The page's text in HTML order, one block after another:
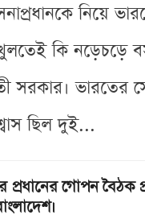
নিয়ে
খুলতেই কি নড়েচড়ে
সরকার। ভারতের
ছিল দুই...
প্রধানের গোপন বৈঠক